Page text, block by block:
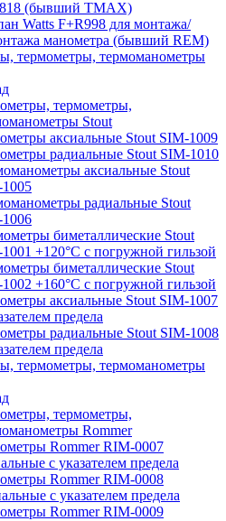
(бывший TMAX)
Watts F+R998 для монтажа/
манометра (бывший REM)
термометры, термоманометры
термометры,
Stout
аксиальные Stout SIM-1009
радиальные Stout SIM-1010
аксиальные Stout
радиальные Stout
биметаллические Stout
+120°С с погружной гильзой
биметаллические Stout
+160°С с погружной гильзой
аксиальные Stout SIM-1007
предела
радиальные Stout SIM-1008
предела
термометры, термоманометры
термометры,
Rommer
Rommer RIM-0007
с указателем предела
Rommer RIM-0008
с указателем предела
Rommer RIM-0009